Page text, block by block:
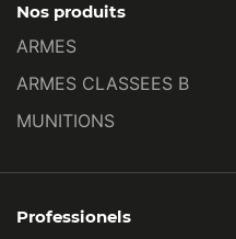
Nos produits
ARMES
ARMES CLASSEES B
MUNITIONS
Professionels